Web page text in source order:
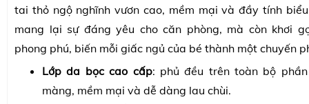
tai thỏ ngộ nghĩnh vươn cao, mềm mại và đầy tính
mang lại sự đáng yêu cho căn phòng, mà còn khơi
phong phú, biến mỗi giấc ngủ của bé thành một chuyến
Lớp da bọc cao cấp: phủ đều trên toàn bộ
màng, mềm mại và dễ dàng lau chùi.